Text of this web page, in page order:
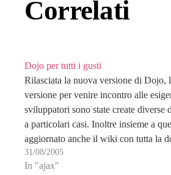
Correlati
Dojo per tutti i gusti
Rilasciata la nuova versione di Dojo,
versione per venire incontro alle
sviluppatori sono state create diverse
a particolari casi. Inoltre insieme a
aggiornato anche il wiki con tutta la
ufficiale sul progetto ed alcuni esempi
…
31/08/2005
In "ajax"